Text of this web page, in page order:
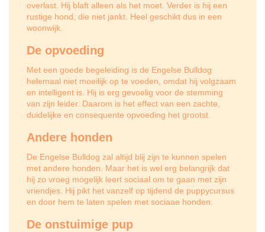
overlast. Hij blaft alleen als het moet. Verder is hij een
rustige hond, die niet jankt. Heel geschikt dus in een
woonwijk.
De opvoeding
Met een goede begeleiding is de Engelse Bulldog
helemaal niet moeilijk op te voeden, omdat hij volgzaam
en intelligent is. Hij is erg gevoelig voor de stemming
van zijn leider. Daarom is het effect van een zachte,
duidelijke en consequente opvoeding het grootst.
Andere honden
De Engelse Bulldog zal altijd blij zijn te kunnen spelen
met andere honden. Maar het is wel erg belangrijk dat
hij zo vroeg mogelijk leert sociaal om te gaan met zijn
vriendjes. Hij pikt het vanzelf op tijdend de puppycursus
en door hem te laten spelen met sociaae honden.
De onstuimige pup